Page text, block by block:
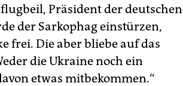
Präsident der deutschen
der Sarkophag einstürzen,
frei. Die aber bliebe auf das
die Ukraine noch ein
etwas mitbekommen.“